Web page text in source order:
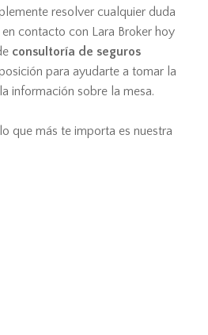
resolver cualquier duda
contacto con Lara Broker hoy
consultoría de seguros
para ayudarte a tomar la
información sobre la mesa.
que más te importa es nuestra